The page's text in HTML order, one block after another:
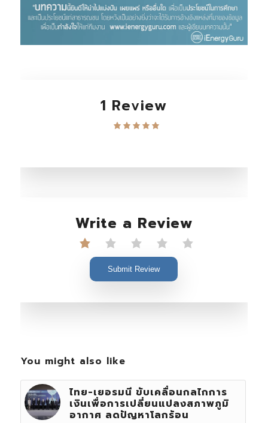
1 Review
Write a Review
Submit Review
You might also like
ไทย-เยอรมนี ขับเคลื่อนกลไกการ
เงินเพื่อการเปลี่ยนแปลงสภาพภูมิ
อากาศ ลดปัญหาโลกร้อน